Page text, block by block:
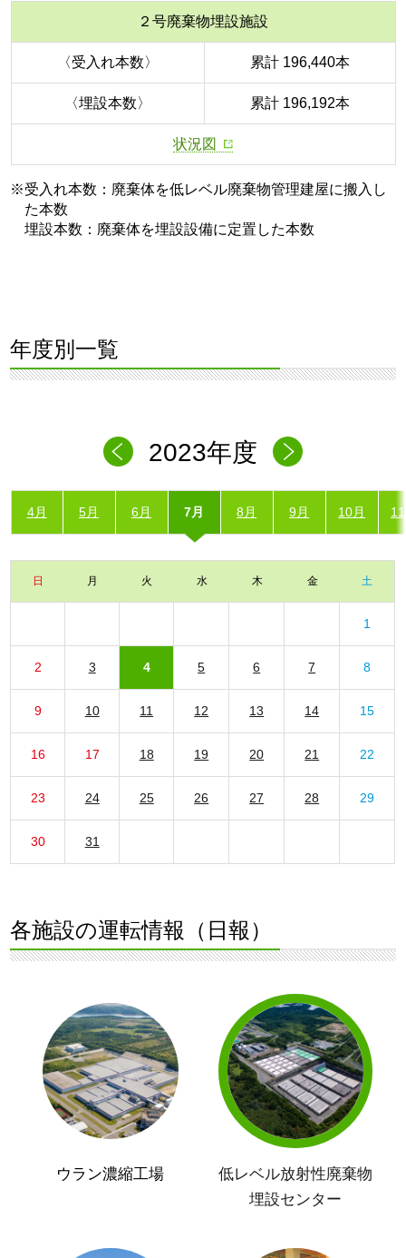
２号廃棄物埋設施設
〈受入れ本数〉 累計 196,440本
〈埋設本数〉 累計 196,192本
状況図
※受入れ本数：廃棄体を低レベル廃棄物管理建屋に搬入し
た本数
埋設本数：廃棄体を埋設設備に定置した本数
年度別一覧
2023年度
4月 5月 6月 7月 8月 9月 10月
日 月 火 水 木 金 土
1
2 3 4 5 6 7 8
9 10 11 12 13 14 15
16 17 18 19 20 21 22
23 24 25 26 27 28 29
30 31
各施設の運転情報（日報）
ウラン濃縮工場
低レベル放射性廃棄物
埋設センター